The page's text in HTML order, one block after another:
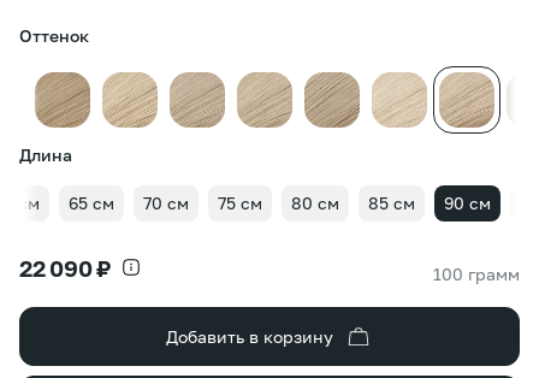
Оттенок
Длина
см 65 см 70 см 75 см 80 см 85 см 90 см
22 090 ₽ 100 грамм
Добавить в корзину